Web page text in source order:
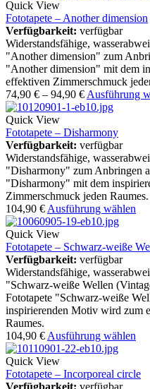
Quick View
Fototapete – Another dimension
Verfügbarkeit: verfügbar
Widerstandsfähige,
"Another dimension" zum
"Another dimension" mit dem
effektiven Zimmerschmuck
74,90 € – 94,90 € Ausführung
Quick View
Fototapete – Disharmony
Verfügbarkeit: verfügbar
Widerstandsfähige,
"Disharmony" zum Anbringen
"Disharmony" mit dem
Zimmerschmuck jeden Raumes.
104,90 € Ausführung wählen
Quick View
Fototapete – Schwarz-weiße
Verfügbarkeit: verfügbar
Widerstandsfähige,
"Schwarz-weiße Wellen
Fototapete "Schwarz-weiße
inspirierenden Motiv wird zum
Raumes.
104,90 € Ausführung wählen
Quick View
Fototapete – Incorporeal circle
Verfügbarkeit: verfügbar